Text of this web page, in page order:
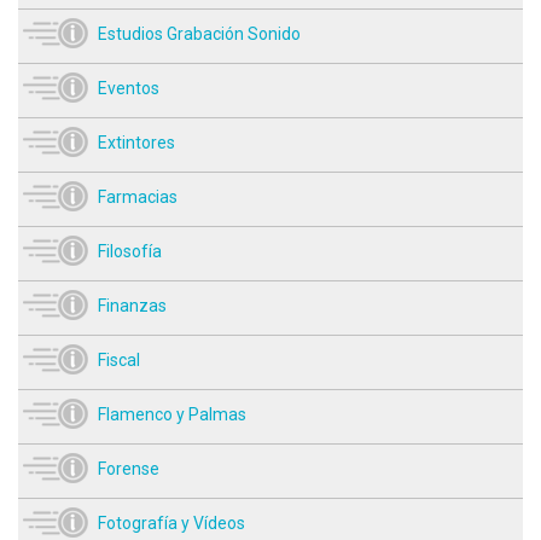
Estudios Grabación Sonido
Eventos
Extintores
Farmacias
Filosofía
Finanzas
Fiscal
Flamenco y Palmas
Forense
Fotografía y Vídeos